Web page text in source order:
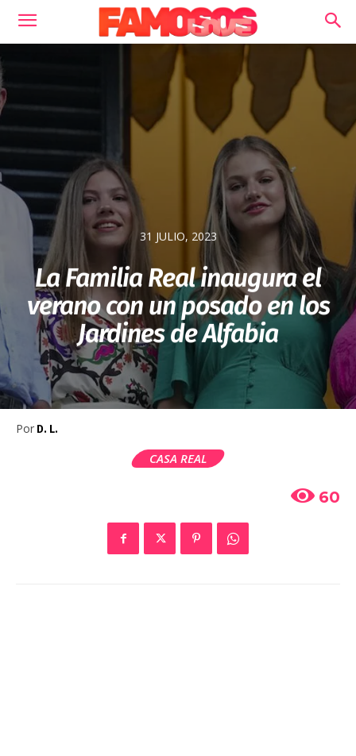
31 JULIO, 2023
La Familia Real inaugura el
verano con un posado en los
Jardines de Alfabia
Por D. L.
CASA REAL
60